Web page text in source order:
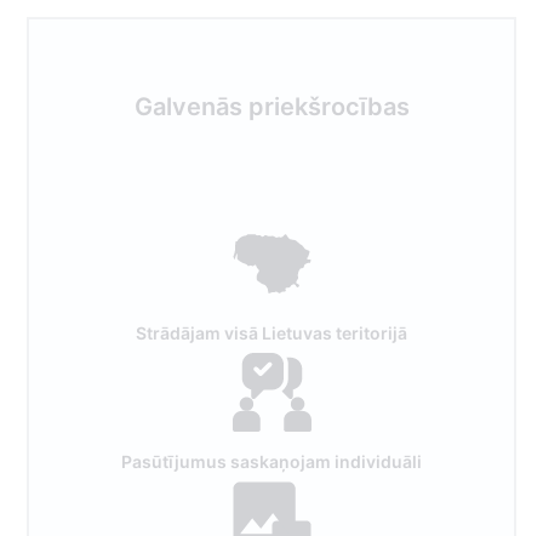
Galvenās priekšrocības
Strādājam visā Lietuvas teritorijā
Pasūtījumus saskaņojam individuāli